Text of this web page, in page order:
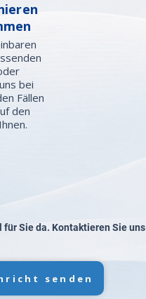
bei
Fällen
den
für Sie da. Kontaktieren Sie uns
senden